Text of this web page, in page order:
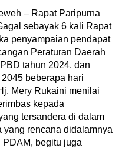
– Rapat Paripurna
sebayak 6 kali Rapat
penyampaian pendapat
Peraturan Daerah
tahun 2024, dan
beberapa hari
Mery Rukaini menilai
kepada
tersandera di dalam
yang rencana didalamnya
begitu juga